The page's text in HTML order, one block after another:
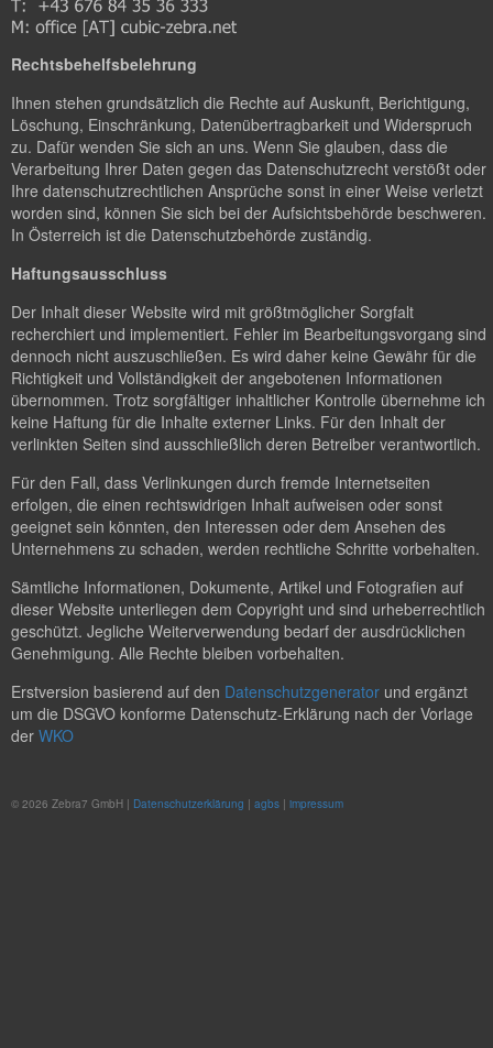
Rechtsbehelfsbelehrung
Ihnen stehen grundsätzlich die Rechte auf Auskunft, Berichtigung,
Löschung, Einschränkung, Datenübertragbarkeit und Widerspruch
zu. Dafür wenden Sie sich an uns. Wenn Sie glauben, dass die
Verarbeitung Ihrer Daten gegen das Datenschutzrecht verstößt oder
Ihre datenschutzrechtlichen Ansprüche sonst in einer Weise verletzt
worden sind, können Sie sich bei der Aufsichtsbehörde beschweren.
In Österreich ist die Datenschutzbehörde zuständig.
Haftungsausschluss
Der Inhalt dieser Website wird mit größtmöglicher Sorgfalt
recherchiert und implementiert. Fehler im Bearbeitungsvorgang sind
dennoch nicht auszuschließen. Es wird daher keine Gewähr für die
Richtigkeit und Vollständigkeit der angebotenen Informationen
übernommen. Trotz sorgfältiger inhaltlicher Kontrolle übernehme ich
keine Haftung für die Inhalte externer Links. Für den Inhalt der
verlinkten Seiten sind ausschließlich deren Betreiber verantwortlich.
Für den Fall, dass Verlinkungen durch fremde Internetseiten
erfolgen, die einen rechtswidrigen Inhalt aufweisen oder sonst
geeignet sein könnten, den Interessen oder dem Ansehen des
Unternehmens zu schaden, werden rechtliche Schritte vorbehalten.
Sämtliche Informationen, Dokumente, Artikel und Fotografien auf
dieser Website unterliegen dem Copyright und sind urheberrechtlich
geschützt. Jegliche Weiterverwendung bedarf der ausdrücklichen
Genehmigung. Alle Rechte bleiben vorbehalten.
Erstversion basierend auf den Datenschutzgenerator und ergänzt
um die DSGVO konforme Datenschutz-Erklärung nach der Vorlage
der WKO
© 2026 Zebra7 GmbH | Datenschutzerklärung | agbs | impressum